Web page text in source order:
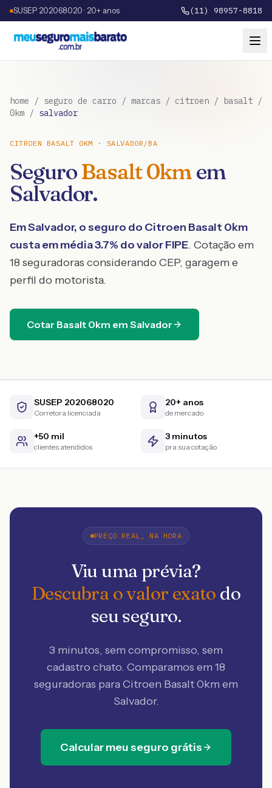
SUSEP 202068020 · 20+ anos (11) 98957-8818
home / seguro de carro / marcas / citroen / basalt /
0km / salvador
CITROEN BASALT 0KM · SALVADOR /BA
SeguroBasalt0kmem
Salvador.
EmSalvador, o seguro do Citroen Basalt 0km
custa em média3.7% do valor FIPE. Cotação em
18 seguradoras considerando CEP, garagem e
perfil do motorista.
Cotar Basalt 0km em Salvador
SUSEP 202068020
Corretora licenciada
20+ anos
de mercado
+50 mil
clientes atendidos
3 minutos
pra sua cotação
PREÇO REAL, NA HORA
Viu uma prévia?
Descubra o valor exato do
seu seguro.
3 minutos, sem compromisso, sem
cadastro chato. Comparamos em 18
seguradoras para Citroen Basalt 0km em
Salvador.
Calcular meu seguro grátis